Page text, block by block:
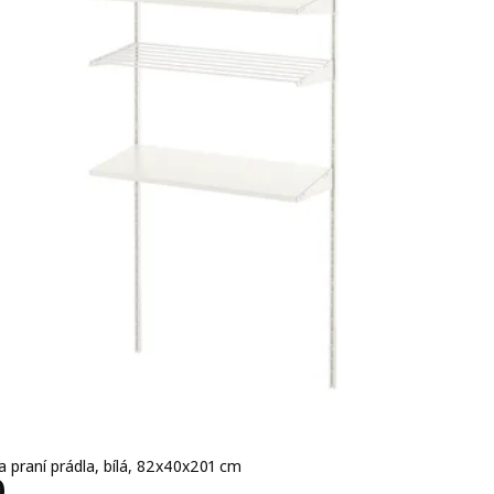
praní prádla, bílá, 82x40x201 cm